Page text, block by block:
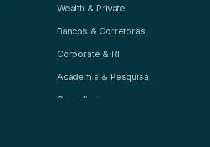
Wealth & Private
Bancos & Corretoras
Corporate & RI
Academia & Pesquisa
Consultorias